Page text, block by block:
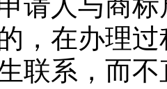
，在办理
联系，而